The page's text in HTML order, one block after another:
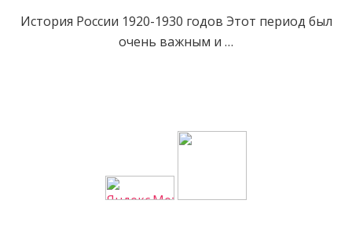
История России 1920-1930 годов Этот период был
очень важным и …